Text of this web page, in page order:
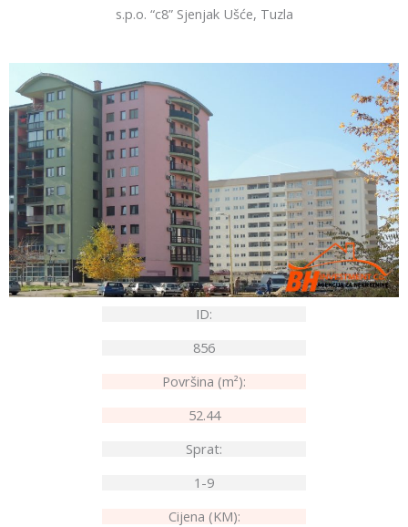
s.p.o. “c8” Sjenjak Ušće, Tuzla
ID:
856
Površina (m²):
52.44
Sprat:
1-9
Cijena (KM):